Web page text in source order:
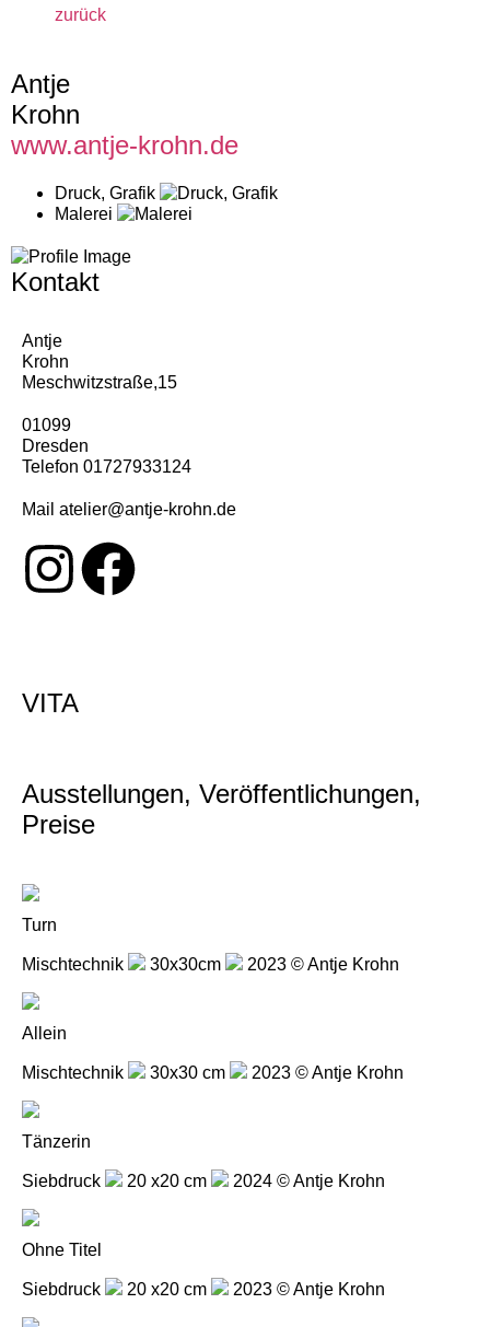
zurück
Antje
Krohn
www.antje-krohn.de
Druck, Grafik
Malerei
Kontakt
Antje
Krohn
Meschwitzstraße,15
01099
Dresden
Telefon 01727933124
Mail atelier@antje-krohn.de
VITA
Ausstellungen, Veröffentlichungen,
Preise
Turn
Mischtechnik 30x30cm 2023 © Antje Krohn
Allein
Mischtechnik 30x30 cm 2023 © Antje Krohn
Tänzerin
Siebdruck 20 x20 cm 2024 © Antje Krohn
Ohne Titel
Siebdruck 20 x20 cm 2023 © Antje Krohn